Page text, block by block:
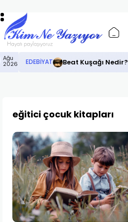
Ağu
2026 EDEBIYAT Beat Kuşağı
eğitici çocuk kitapları